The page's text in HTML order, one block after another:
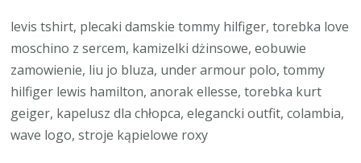
levis tshirt, plecaki damskie tommy hilfiger, torebka love
moschino z sercem, kamizelki dżinsowe, eobuwie
zamowienie, liu jo bluza, under armour polo, tommy
hilfiger lewis hamilton, anorak ellesse, torebka kurt
geiger, kapelusz dla chłopca, elegancki outfit, colambia,
wave logo, stroje kąpielowe roxy